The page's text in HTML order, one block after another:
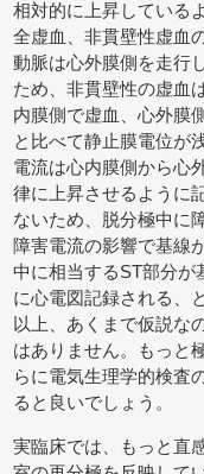
相対的に上昇している
全虚血、非貫壁性虚血
動脈は心外膜側を走行
ため、非貫壁性の虚血
内膜側で虚血、心外膜
と比べて静止膜電位が
電流は心内膜側から心
律に上昇させるように
ないため、脱分極中に
障害電流の影響で基線
中に相当するST部分が
に心電図記録される、
以上、あくまで仮説な
はありません。もっと
らに電気生理学的検査
ると良いでしょう。
実臨床では、もっと直